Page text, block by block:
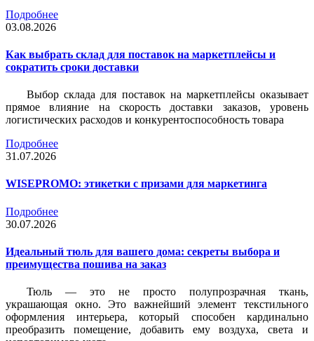
Подробнее
03.08.2026
Как выбрать склад для поставок на маркетплейсы и
сократить сроки доставки
Выбор склада для поставок на маркетплейсы оказывает
прямое влияние на скорость доставки заказов, уровень
логистических расходов и конкурентоспособность товара
Подробнее
31.07.2026
WISEPROMO: этикетки с призами для маркетинга
Подробнее
30.07.2026
Идеальный тюль для вашего дома: секреты выбора и
преимущества пошива на заказ
Тюль — это не просто полупрозрачная ткань,
украшающая окно. Это важнейший элемент текстильного
оформления интерьера, который способен кардинально
преобразить помещение, добавить ему воздуха, света и